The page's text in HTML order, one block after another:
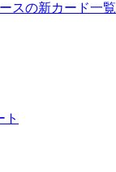
スの新カード一覧
ト